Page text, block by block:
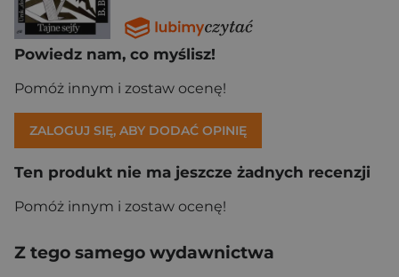
Powiedz nam, co myślisz!
Pomóż innym i zostaw ocenę!
ZALOGUJ SIĘ, ABY DODAĆ OPINIĘ
Ten produkt nie ma jeszcze żadnych recenzji
Pomóż innym i zostaw ocenę!
Z tego samego wydawnictwa